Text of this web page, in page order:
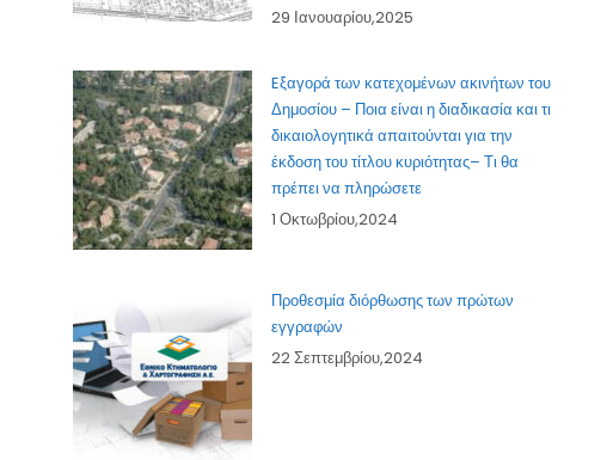
29 Ιανουαρίου,2025
Eξαγορά των κατεχομένων ακινήτων του
Δημοσίου – Ποια είναι η διαδικασία και τι
δικαιολογητικά απαιτούνται για την
έκδοση του τίτλου κυριότητας– Τι θα
πρέπει να πληρώσετε
1 Οκτωβρίου,2024
Προθεσμία διόρθωσης των πρώτων
εγγραφών
22 Σεπτεμβρίου,2024